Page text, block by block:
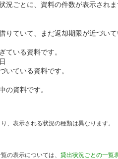
況ごとに、資料の件数が表示されま
りていて、まだ返却期限が近づいて
ている資料です。
いている資料です。
の資料です。
、表示される状況の種類は異なります。
の表示については、貸出状況ごとの一覧